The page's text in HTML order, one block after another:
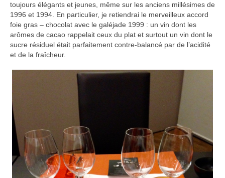
toujours élégants et jeunes, même sur les anciens millésimes de
1996 et 1994. En particulier, je retiendrai le merveilleux accord
foie gras – chocolat avec le galéjade 1999 : un vin dont les
arômes de cacao rappelait ceux du plat et surtout un vin dont le
sucre résiduel était parfaitement contre-balancé par de l’acidité
et de la fraîcheur.